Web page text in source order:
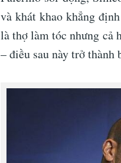
và khát khao khẳng
là thợ làm tóc nhưng cả
– điều sau này trở thành